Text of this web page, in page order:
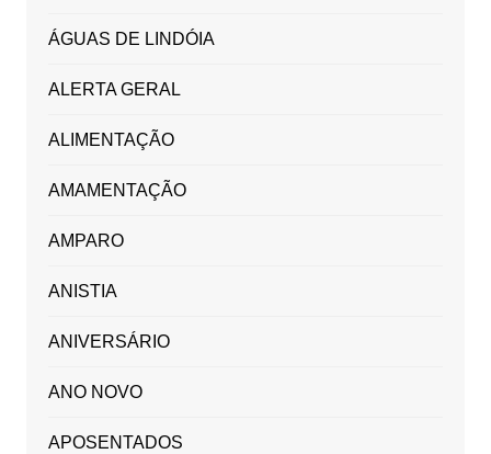
ÁGUAS DE LINDÓIA
ALERTA GERAL
ALIMENTAÇÃO
AMAMENTAÇÃO
AMPARO
ANISTIA
ANIVERSÁRIO
ANO NOVO
APOSENTADOS